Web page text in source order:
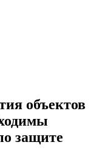
объектов
защите